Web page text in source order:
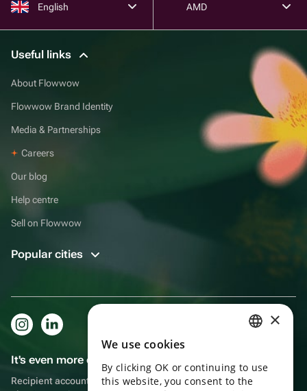
English AMD
Useful links
About Flowwow
Flowwow Brand Identity
Media & Partnerships
Careers
Our blog
Help centre
Sell on Flowwow
Popular cities
It's even more convenient in the app!
Recipient account, extra rewards for purchases and reminders
ENGLISH
×
We use cookies
By clicking OK or continuing to use
this website, you consent to the